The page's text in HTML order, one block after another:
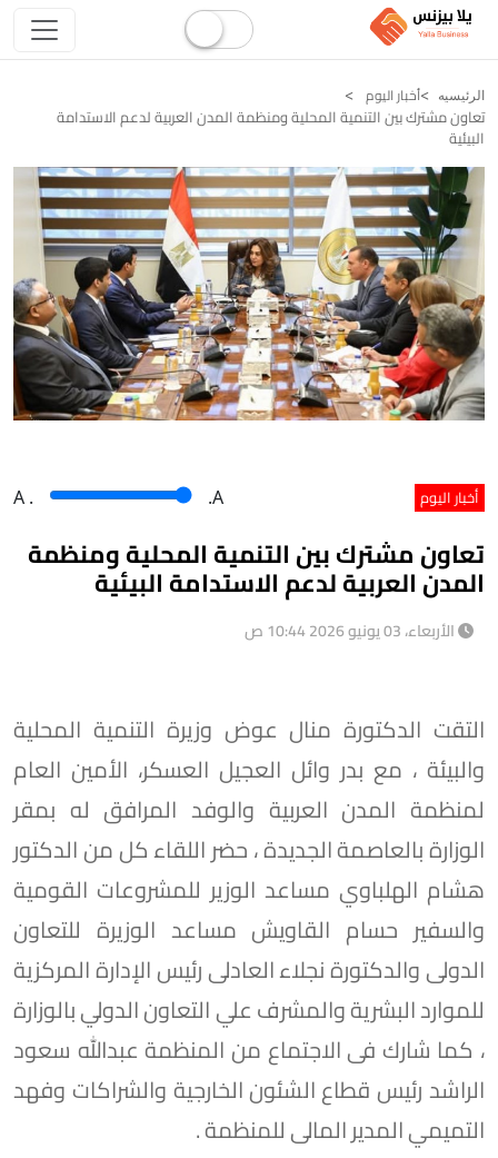
الرئيسيه أخبار اليوم
تعاون مشترك بين التنمية المحلية ومنظمة المدن العربية لدعم الاستدامة
البيئية
أخبار اليوم A . .A
تعاون مشترك بين التنمية المحلية ومنظمة
المدن العربية لدعم الاستدامة البيئية
الأربعاء، 03 يونيو 2026 10:44 ص
التقت الدكتورة منال عوض وزيرة التنمية المحلية
والبيئة ، مع بدر وائل العجيل العسكر، الأمين العام
لمنظمة المدن العربية والوفد المرافق له بمقر
الوزارة بالعاصمة الجديدة ، حضر اللقاء كل من الدكتور
هشام الهلباوي مساعد الوزير للمشروعات القومية
والسفير حسام القاويش مساعد الوزيرة للتعاون
الدولى والدكتورة نجلاء العادلى رئيس الإدارة المركزية
للموارد البشرية والمشرف علي التعاون الدولي بالوزارة
، كما شارك فى الاجتماع من المنظمة عبدالله سعود
الراشد رئيس قطاع الشئون الخارجية والشراكات وفهد
التميمي المدير المالى للمنظمة .